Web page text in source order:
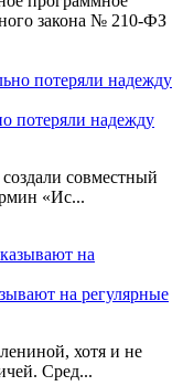
закона № 210-ФЗ
потеряли надежду
совместный
«Ис...
на регулярные
хотя и не
Сред...